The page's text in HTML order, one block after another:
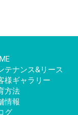
テナンス&リース
様ギャラリー
方法
情報
グ